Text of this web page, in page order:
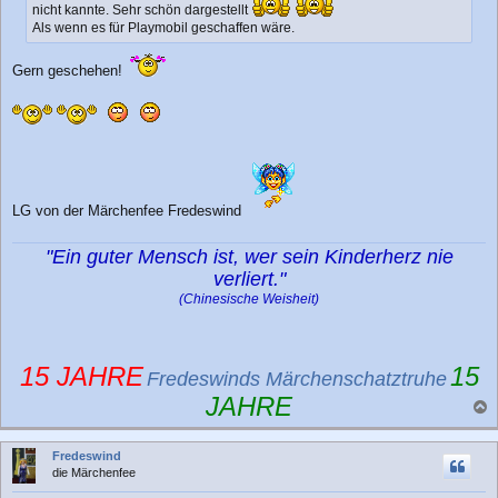
nicht kannte. Sehr schön dargestellt
Als wenn es für Playmobil geschaffen wäre.
Gern geschehen!
LG von der Märchenfee Fredeswind
"Ein guter Mensch ist, wer sein Kinderherz nie
verliert."
(Chinesische Weisheit)
15 JAHREFredeswinds Märchenschatztruhe 15
JAHRE
a
c
Fredeswind
die Märchenfee